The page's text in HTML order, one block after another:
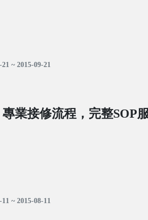
~ 2015-09-21
業接修流程，完整SOP
~ 2015-08-11